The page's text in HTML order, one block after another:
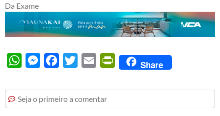
Da Exame
WhatsAppMessengerFacebook
Twitter Email PrintFriendly
Share
Seja o primeiro a comentar